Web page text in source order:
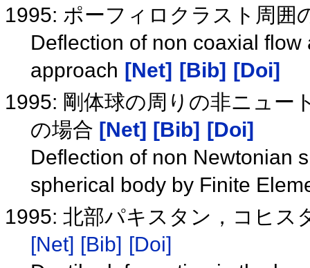
1995: ポーフィロクラスト周囲
Deflection of non coaxial
approach [Net] [Bib]
[Doi]
1995: 剛体球の周りの非ニュー
の場合 [Net] [Bib]
[Doi]
Deflection of non Newtonian
spherical body by Finite
1995: 北部パキスタン，コヒス
[Net] [Bib] [Doi]